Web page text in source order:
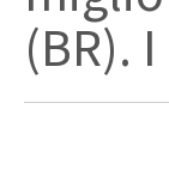
(BR).